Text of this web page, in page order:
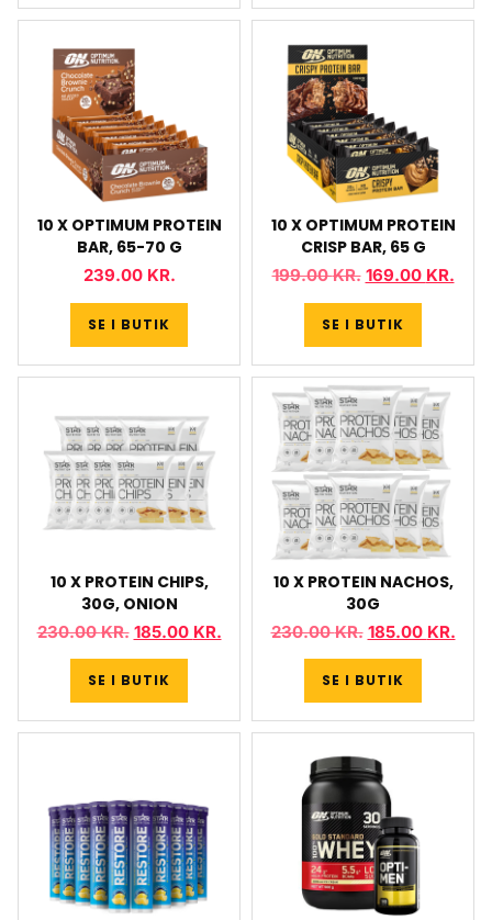
10 X OPTIMUM PROTEIN
BAR, 65-70 G
239.00 KR.
SE I BUTIK
10 X OPTIMUM PROTEIN
CRISP BAR, 65 G
199.00KR. 169.00 KR.
SE I BUTIK
10 X PROTEIN CHIPS,
30G, ONION
230.00KR. 185.00 KR.
SE I BUTIK
10 X PROTEIN NACHOS,
30G
230.00KR. 185.00 KR.
SE I BUTIK